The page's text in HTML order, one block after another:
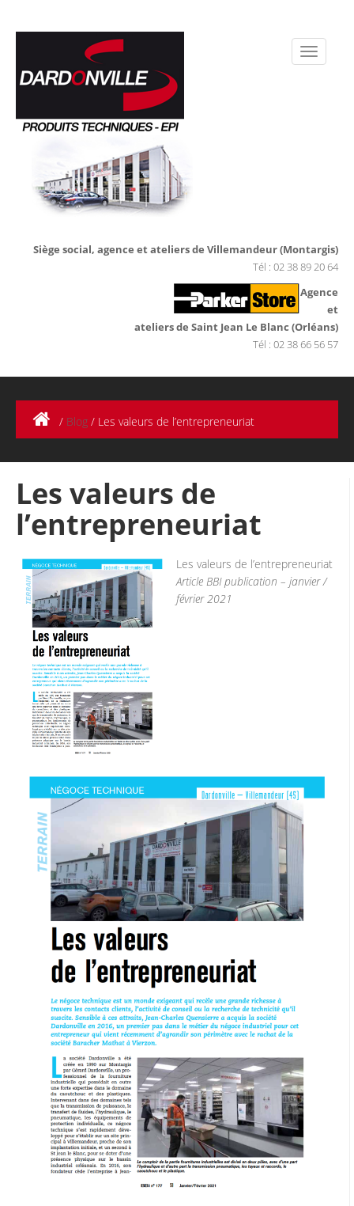
Siège social, agence et ateliers de Villemandeur (Montargis)
Tél : 02 38 89 20 64
Agence
et
ateliers de Saint Jean Le Blanc (Orléans)
Tél : 02 38 66 56 57
/ Blog / Les valeurs de l’entrepreneuriat
Les valeurs de
l’entrepreneuriat
Les valeurs de l’entrepreneuriat
Article BBI publication – janvier /
février 2021